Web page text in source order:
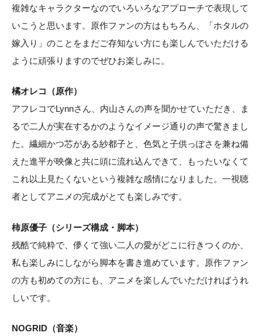
複雑なキャラクターなのでいろいろなアプローチで表現して
いこうと思います。原作ファンの方はもちろん、「ホタルの
嫁入り」のことをまだご存知ない方にも楽しんでいただける
ように頑張りますのでぜひお楽しみに。
橘オレコ（原作）
アフレコでLynnさん、内山さんの声を聞かせていただき、ま
るで二人が実在するかのようなイメージ通りの声で驚きまし
た。繊細かつ芯がある紗都子と、色気と子供っぽさを兼ね備
えた進平が映像と共に頭に流れ込んできて、もったいなくて
これ以上見たくないという複雑な感情になりました。一視聴
者としてアニメの完成がとても楽しみです。
柿原優子（シリーズ構成・脚本）
残酷で純粋で、儚くて強い二人の愛がどこに行きつくのか、
私も楽しみにしながら脚本を書き進めています。原作ファン
の方も初めての方にも、アニメを楽しんでいただければうれ
しいです。
NOGRID（音楽）